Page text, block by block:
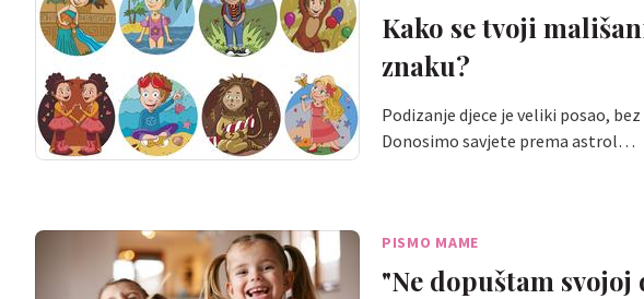
Kako se tvoji
znaku?
Podizanje djece je veliki posao,
Donosimo savjete prema astrol…
PISMO MAME
"Ne dopuštam